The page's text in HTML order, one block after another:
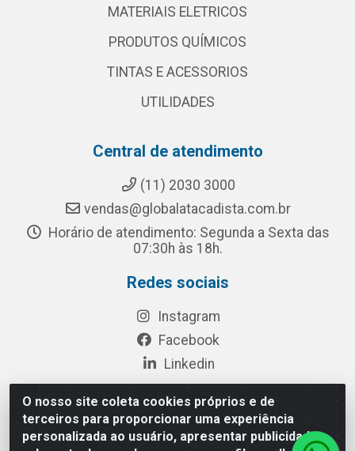
O nosso site coleta cookies próprios e de
terceiros para proporcionar uma experiência
personalizada ao usuário, apresentar publicidade
MATERIAIS ELETRICOS
PRODUTOS QUÍMICOS
TINTAS E ACESSORIOS
UTILIDADES
Central de atendimento
(11) 2030 3000
vendas@globalatacadista.com.br
Horário de atendimento: Segunda a Sexta das
07:30h às 18h.
Redes sociais
Instagram
Facebook
Linkedin
Rua Chipuê, 117 - S. Miguel Paulista São Paulo/SP - CEP
08010-260- CNPJ: 03.010.739/0001-72